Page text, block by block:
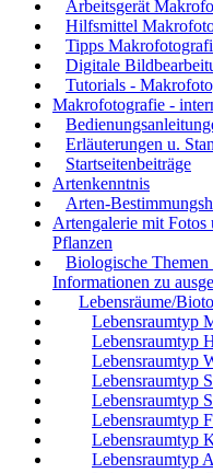
Arbeitsgerät
Hilfsmittel
Tipps
Digitale
Tutorials -
Makrofotografie -
Erläuterungen u.
Startseitenbeiträge
Artenkenntnis
Arten-
Artengalerie mit Fotos
Pflanzen
Biologische
Informationen zu
Lebensräume/
Lebensraumtyp
Lebensraumtyp
Lebensraumtyp
Lebensraumtyp
Lebensraumtyp
Lebensraumtyp
Lebensraumtyp
Lebensraumtyp